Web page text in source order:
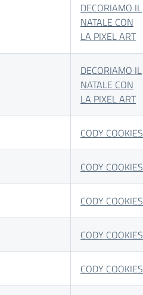
DECORIAMO IL
NATALE CON
LA PIXEL ART
DECORIAMO IL
NATALE CON
LA PIXEL ART
CODY COOKIES
CODY COOKIES
CODY COOKIES
CODY COOKIES
CODY COOKIES